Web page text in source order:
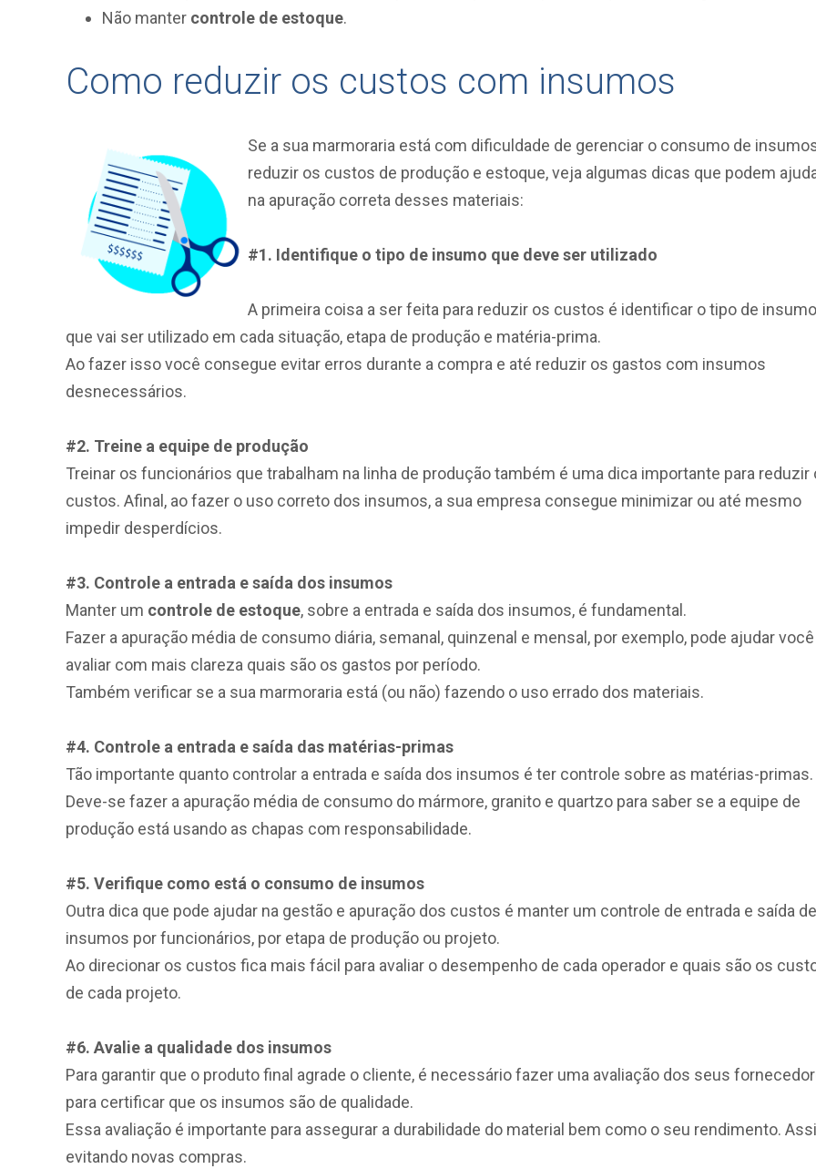
Não manter controle de estoque.
Como reduzir os custos com insumos
Se a sua marmoraria está com dificuldade de gerenciar o consumo de
reduzir os custos de produção e estoque, veja algumas dicas que podem
na apuração correta desses materiais:
#1. Identifique o tipo de insumo que deve ser utilizado
A primeira coisa a ser feita para reduzir os custos é identificar o tipo de insumo
que vai ser utilizado em cada situação, etapa de produção e matéria-prima.
Ao fazer isso você consegue evitar erros durante a compra e até reduzir os gastos com insumos
desnecessários.
#2. Treine a equipe de produção
Treinar os funcionários que trabalham na linha de produção também é uma dica importante para reduzir
custos. Afinal, ao fazer o uso correto dos insumos, a sua empresa consegue minimizar ou até mesmo
impedir desperdícios.
#3. Controle a entrada e saída dos insumos
Manter um controle de estoque, sobre a entrada e saída dos insumos, é fundamental.
Fazer a apuração média de consumo diária, semanal, quinzenal e mensal, por exemplo, pode ajudar você
avaliar com mais clareza quais são os gastos por período.
Também verificar se a sua marmoraria está (ou não) fazendo o uso errado dos materiais.
#4. Controle a entrada e saída das matérias-primas
Tão importante quanto controlar a entrada e saída dos insumos é ter controle sobre as matérias-primas.
Deve-se fazer a apuração média de consumo do mármore, granito e quartzo para saber se a equipe de
produção está usando as chapas com responsabilidade.
#5. Verifique como está o consumo de insumos
Outra dica que pode ajudar na gestão e apuração dos custos é manter um controle de entrada e saída de
insumos por funcionários, por etapa de produção ou projeto.
Ao direcionar os custos fica mais fácil para avaliar o desempenho de cada operador e quais são os
de cada projeto.
#6. Avalie a qualidade dos insumos
Para garantir que o produto final agrade o cliente, é necessário fazer uma avaliação dos seus
para certificar que os insumos são de qualidade.
Essa avaliação é importante para assegurar a durabilidade do material bem como o seu rendimento.
evitando novas compras.